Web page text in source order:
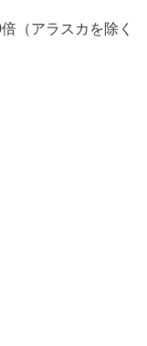
（アラスカを除く